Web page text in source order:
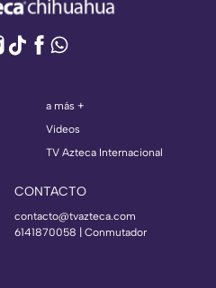
a más +
Videos
TV Azteca Internacional
CONTACTO
contacto@tvazteca.com
6141870058 | Conmutador